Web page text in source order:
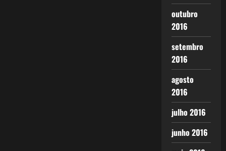
outubro
2016
setembro
2016
agosto
2016
julho 2016
junho 2016